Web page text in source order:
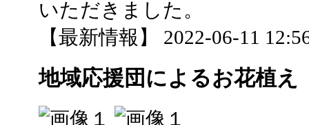
いただきました。
【最新情報】 2022-06-11
地域応援団によるお花植え